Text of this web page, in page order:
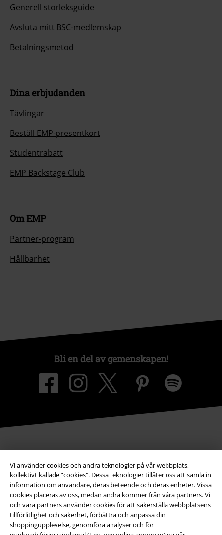
Vi använder cookies och andra teknologier på vår webbplats,
kollektivt kallade “cookies". Dessa teknologier tillåter oss att samla in
information om användare, deras beteende och deras enheter. Vissa
cookies placeras av oss, medan andra kommer från våra partners. Vi
och våra partners använder cookies för att säkerställa webbplatsens
tillförlitlighet och säkerhet, förbättra och anpassa din
shoppingupplevelse, genomföra analyser och för
Generell storleksguide
Avsluta mitt BSC-medlemskap
Betalningsmetod
Dina erbjudanden
Tävlingar
Beställ EMP-presentkort
Studentrabatt
EMP Backstage Club
Om EMP
Partner-program
Hållbarhet
Bli en del av gemenskapen!
Betalningsmetod
Frakt